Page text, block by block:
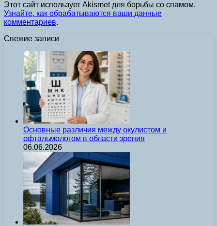
Этот сайт использует Akismet для борьбы со спамом.
Узнайте, как обрабатываются ваши данные
комментариев.
Свежие записи
Основные различия между окулистом и
офтальмологом в области зрения
06.06.2026